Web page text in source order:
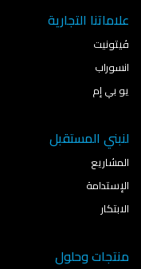
علاماتنا التجارية
ڤيتونيت
انسوراب
يو بي إم
لنبني المستقبل
المشاريع
الإستدامة
الابتكار
منتجات وحلول